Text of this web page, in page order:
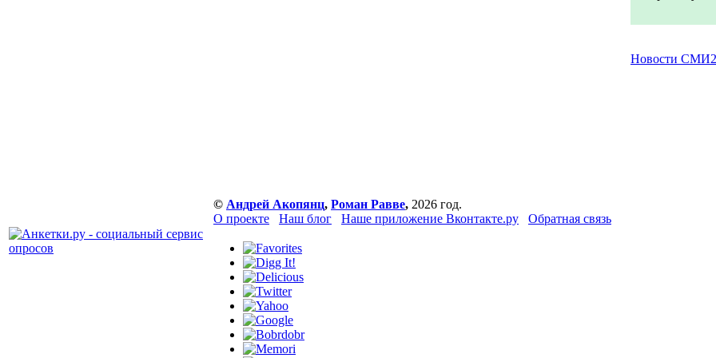
Новости СМИ2
© Андрей Акопянц, Роман Равве, 2026 год.
О проекте
Наш блог Наше приложение Вконтакте.ру Обратная связь